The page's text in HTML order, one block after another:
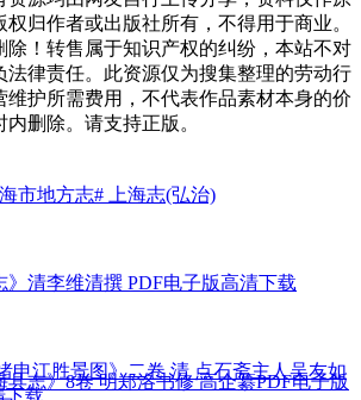
归作者或出版社所有，不得用于商业。
除！转售属于知识产权的纠纷，本站不对
法律责任。此资源仅为搜集整理的劳动行
维护所需费用，不代表作品素材本身的价
删除。请支持正版。
市地方志# 上海志(弘治)
》清李维清撰 PDF电子版高清下载
申江胜景图》二卷 清 点石斋主人吴友如
下载